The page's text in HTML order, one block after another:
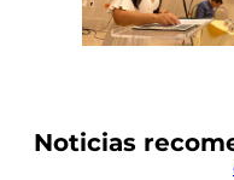
Noticias